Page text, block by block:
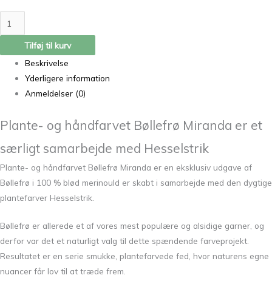
Tilføj til kurv
Beskrivelse
Yderligere information
Anmeldelser (0)
Plante- og håndfarvet Bøllefrø Miranda er et
særligt samarbejde med Hesselstrik
Plante- og håndfarvet Bøllefrø Miranda er en eksklusiv udgave af
Bøllefrø i 100 % blød merinould er skabt i samarbejde med den dygtige
plantefarver Hesselstrik
Bøllefrø er allerede et af vores mest populære og alsidige garner, og
derfor var det et naturligt valg til dette spændende farveprojekt.
Resultatet er en serie smukke, plantefarvede fed, hvor naturens egne
nuancer får lov til at træde frem.